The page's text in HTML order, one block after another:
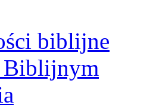
biblijne
Biblijnym